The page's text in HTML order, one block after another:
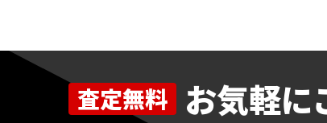
査定無料 お気軽に